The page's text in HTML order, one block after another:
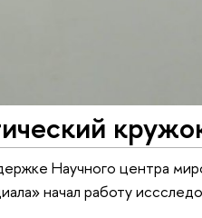
Научного центра
начал работу